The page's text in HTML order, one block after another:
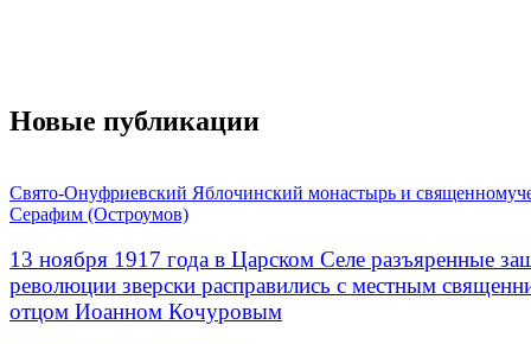
Новые публикации
Свято-Онуфриевский Яблочинский монастырь и
Серафим (Остроумов)
13 ноября 1917 года в Царском Селе разъяренные
революции зверски расправились с местным
отцом Иоанном Кочуровым